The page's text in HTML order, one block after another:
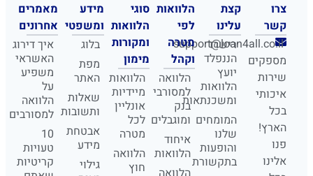
צרו
קשר
support@loan4all.co.il
מספקים
שירות
איכותי
בכל
הארץ!
פנו
אלינו
קצת
עלינו
רישרד
הננפלד
יועץ
הלוואות
ומשכנתאות
המומחים
שלנו
והופעות
בתקשורת
הלוואות
לפי
מטרה
וקהל
הלוואה
למסורבי
בנק
ומוגבלים
איחוד
הלוואות
סוגי
הלוואות
ומקורות
מימון
הלוואות
מיידיות
אונליין
לכל
מטרה
הלוואה
חוץ
מידע
ומשפטי
בלוג
מפת
האתר
שאלות
ותשובות
אבטחת
מידע
גילוי
מאמרים
אחרונים
איך דירוג
האשראי
משפיע
על
הלוואה
למסורבים
10
טעויות
קריטיות